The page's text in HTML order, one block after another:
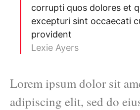
corrupti quos dolores et
excepturi sint occaecati
provident
Lexie Ayers
Lorem ipsum dolor sit
adipiscing elit, sed do